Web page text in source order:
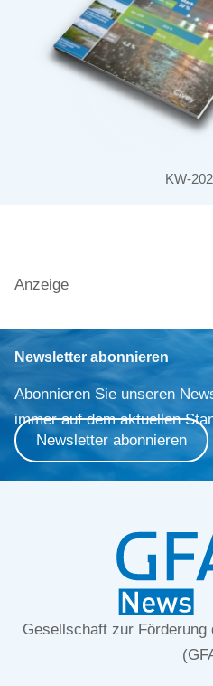
KW-
Anzeige
Newsletter abonnieren
Abonnieren Sie unseren
immer auf dem aktuellen
Newsletter abonnieren
Gesellschaft zur Förderung